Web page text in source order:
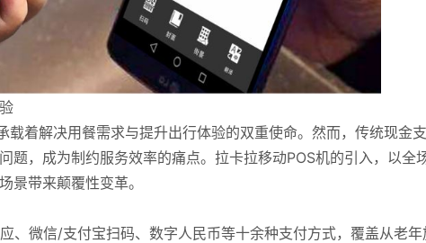
载着解决用餐需求与提升出行体验的双重使命。然而，传统现金
题，成为制约服务效率的痛点。拉卡拉移动POS机的引入，以全
景带来颠覆性变革。
、微信/支付宝扫码、数字人民币等十余种支付方式，覆盖从老年